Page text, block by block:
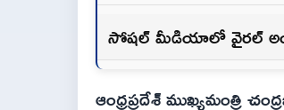
సోషల్ మీడియాలో వైరల్
ఆంధ్రప్రదేశ్ ముఖ్యమంత్రి